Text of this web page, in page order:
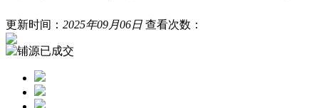
更新时间： 2025年09月06日 查看次数：